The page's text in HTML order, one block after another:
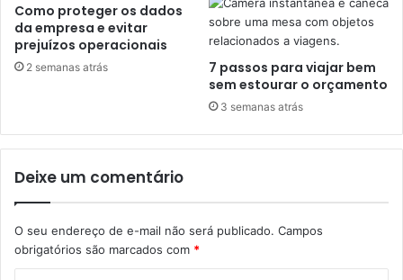
Como proteger os dados
da empresa e evitar
prejuízos operacionais
2 semanas atrás
7 passos para viajar bem
sem estourar o orçamento
3 semanas atrás
Deixe um comentário
O seu endereço de e-mail não será publicado. Campos
obrigatórios são marcados com *